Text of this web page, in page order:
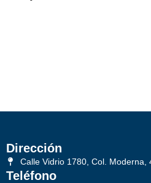
Dirección
Calle Vidrio 1780, Col. Moderna,
Teléfono